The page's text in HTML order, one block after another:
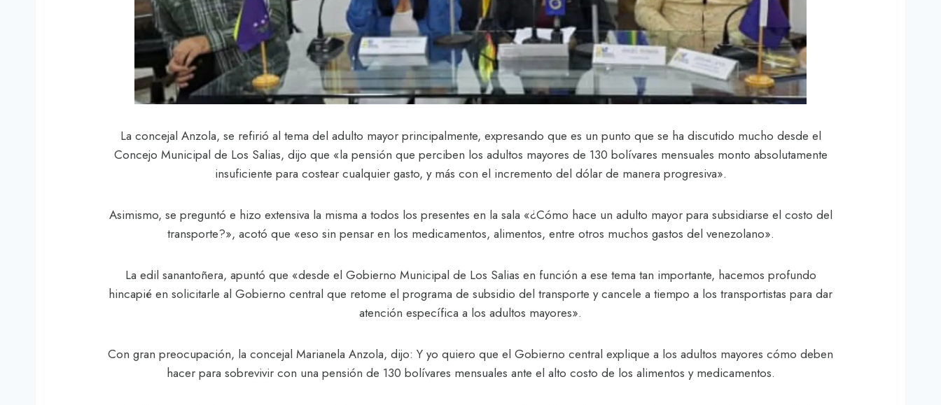
La concejal Anzola, se refirió al tema del adulto mayor principalmente, expresando que es un punto que se ha discutido mucho desde el
Concejo Municipal de Los Salias, dijo que «la pensión que perciben los adultos mayores de 130 bolívares mensuales monto absolutamente
insuficiente para costear cualquier gasto, y más con el incremento del dólar de manera progresiva».
Asimismo, se preguntó e hizo extensiva la misma a todos los presentes en la sala «¿Cómo hace un adulto mayor para subsidiarse el costo del
transporte?», acotó que «eso sin pensar en los medicamentos, alimentos, entre otros muchos gastos del venezolano».
La edil sanantoñera, apuntó que «desde el Gobierno Municipal de Los Salias en función a ese tema tan importante, hacemos profundo
hincapié en solicitarle al Gobierno central que retome el programa de subsidio del transporte y cancele a tiempo a los transportistas para dar
atención específica a los adultos mayores».
Con gran preocupación, la concejal Marianela Anzola, dijo: Y yo quiero que el Gobierno central explique a los adultos mayores cómo deben
hacer para sobrevivir con una pensión de 130 bolívares mensuales ante el alto costo de los alimentos y medicamentos.